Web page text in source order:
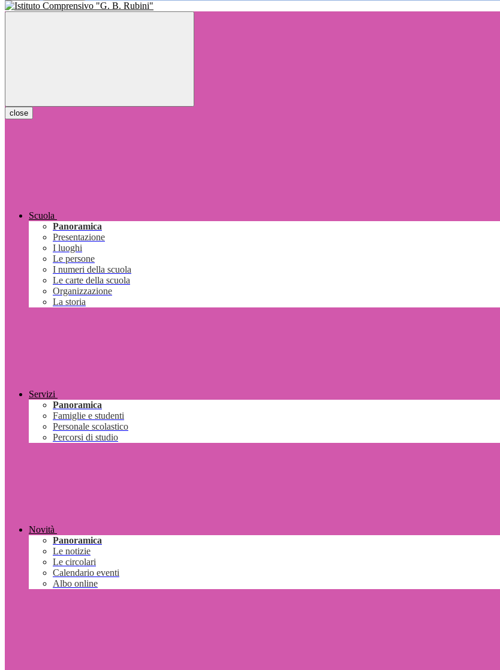
close
Scuola
Panoramica
Presentazione
I luoghi
Le persone
I numeri della scuola
Le carte della scuola
Organizzazione
La storia
Servizi
Panoramica
Famiglie e studenti
Personale scolastico
Percorsi di studio
Novità
Panoramica
Le notizie
Le circolari
Calendario eventi
Albo online